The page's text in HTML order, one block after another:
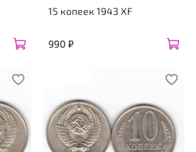
15 копеек 1943 ХF
990 ₽